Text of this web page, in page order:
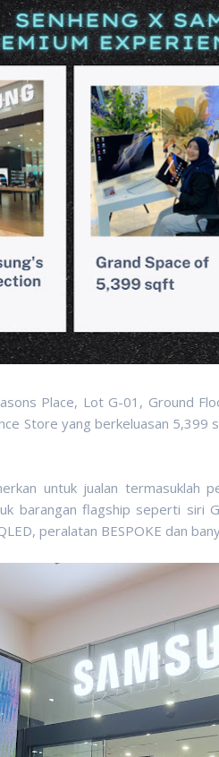
Place, Lot G-01, Ground
Store yang berkeluasan 5,399
untuk jualan termasuklah
barangan flagship seperti siri
peralatan BESPOKE dan